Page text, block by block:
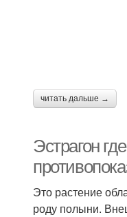
читать дальше →
Эстрагон
Это растение
роду полыни.